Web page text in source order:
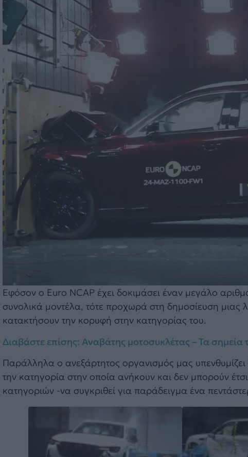
Εφόσον ο Euro NCAP έχει δοκιμάσει έναν μεγάλο
συνολικά μοντέλα, τότε προχωρά στη δημοσίευση μιας
κατακτήσουν την κορυφή στην κατηγορίας του.
Διαβάστε επίσης: Αναβάτης μοτοσυκλέτας – Τα
Παράλληλα ο ανεξάρτητος οργανισμός μας
την κατηγορία στην οποία ανήκουν και δεν μπορούν
κατηγοριών -να συγκριθεί για παράδειγμα ένα